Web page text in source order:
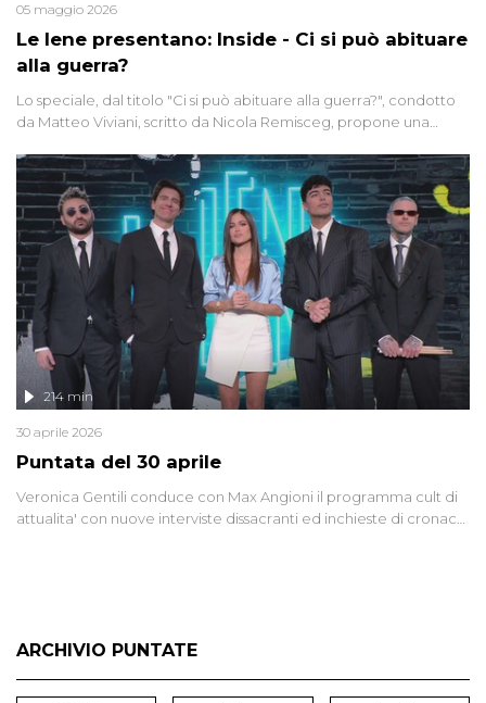
Le Iene presentano: Inside - Ci si può abituare
alla guerra?
05 maggio 2026
Lo speciale, dal titolo "Ci si può abituare alla guerra?", condotto
da Matteo Viviani, scritto da Nicola Remisceg, propone una
di settore - su quanto la guerra sia diventata una realtà pervasiva.
Anche se l'Italia non è direttamente coinvolta in conflitti armati, il
contesto globale rende impossibile considerarla un fenomeno
lontano.
Puntata del 30 aprile
214 min
30 aprile 2026
Veronica Gentili conduce con Max Angioni il programma cult di
attualita' con nuove interviste dissacranti ed inchieste di cronaca
ARCHIVIO PUNTATE